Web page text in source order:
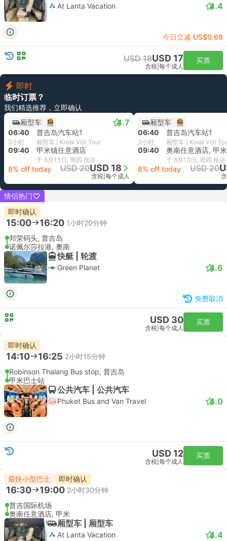
At Lanta Vacation 4.4
今日立减 US$0.68
USD 18USD 17
含税 每个成人
买票
即时
临时订票？
我们精选推荐，立即确认
厢型车
4.7
06:40 普吉岛汽车站1
3小时 厢型车 | Krabi Vijit Tour
09:40 甲米镇任意酒店
于 8月13日, 周四 抵达
8% off today USD 20USD 18
含税 每个成人
厢型车
06:40
普吉岛汽车站1
3小时 厢型车 | Krabi Vijit
09:40 奥南任意酒店, 甲米
于 8月13日, 周四 抵达
8% off today USD 20
情侣热门
即时确认
15:00 16:20 1小时20分钟
邦荣码头, 普吉岛
诺佩尔莎拉港, 奧南
快艇 | 轮渡
Green Planet 4.6
免费取消
USD 30
含税 每个成人
买票
即时确认
14:10 16:25 2小时15分钟
Robinson Thalang Bus stop, 普吉岛
甲米巴士站
公共汽车 | 公共汽车
Phuket Bus and Van Travel 4.0
USD 12
含税 每个成人
买票
最快小型巴士 即时确认
16:30 19:00 2小时30分钟
普吉国际机场
奥南任意酒店, 甲米
厢型车 | 厢型车
At Lanta Vacation 4.4